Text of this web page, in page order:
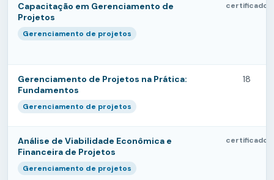
Capacitação em Gerenciamento de
Projetos
Gerenciamento de projetos
certificado
Gerenciamento de Projetos na Prática:
Fundamentos
Gerenciamento de projetos
18
Análise de Viabilidade Econômica e
Financeira de Projetos
Gerenciamento de projetos
certificado